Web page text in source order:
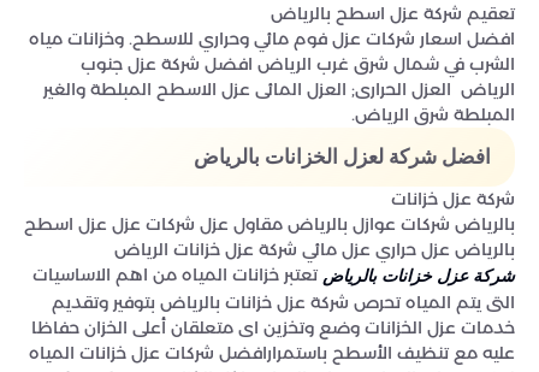
تعقيم شركة عزل اسطح بالرياض
افضل اسعار شركات عزل فوم مائي وحراري للاسطح. وخزانات مياه
الشرب في شمال شرق غرب الرياض افضل شركة عزل جنوب
الرياض العزل الحرارى; العزل المائى عزل الاسطح المبلطة والغير
المبلطة شرق الرياض.
افضل شركة لعزل الخزانات بالرياض
شركة عزل خزانات
بالرياض شركات عوازل بالرياض مقاول عزل شركات عزل عزل اسطح
بالرياض عزل حراري عزل مائي شركة عزل خزانات الرياض
شركة عزل خزانات بالرياض تعتبر خزانات المياه من اهم الاساسيات
التى يتم المياه تحرص شركة عزل خزانات بالرياض بتوفير وتقديم
خدمات عزل الخزانات وضع وتخزين اى متعلقان أعلى الخزان حفاظا
عليه مع تنظيف الأسطح باستمرارافضل شركات عزل خزانات المياه